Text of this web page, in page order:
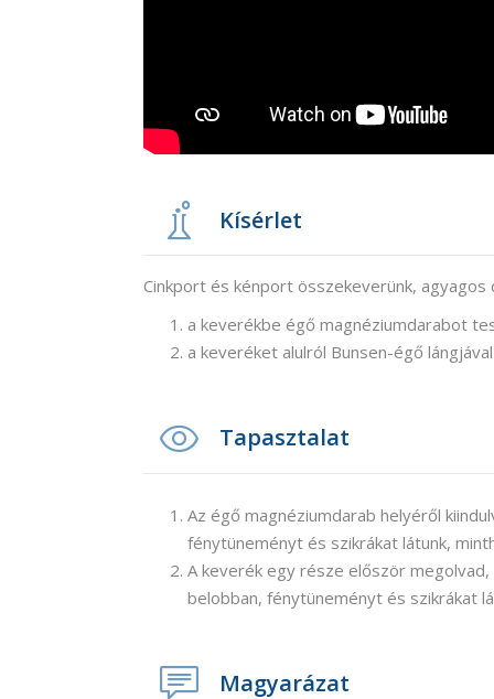
Kísérlet
Cinkport és kénport összekeverünk,
a keverékbe égő magnéziumdarabot
a keveréket alulról Bunsen-égő
Tapasztalat
Az égő magnéziumdarab helyéről
fénytüneményt és szikrákat látunk,
A keverék egy része először
belobban, fénytüneményt és szikrákat
Magyarázat